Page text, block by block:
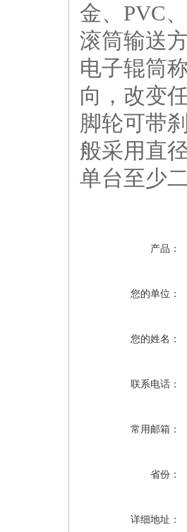
金、PVC
滚筒输送
电子辊筒
向，改变
脚轮可带
般采用直
单台至少
产品：
您的单位：
您的姓名：
联系电话：
常用邮箱：
省份：
详细地址：